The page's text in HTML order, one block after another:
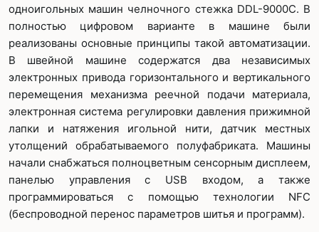
одноигольных машин челночного стежка DDL-9000C. В
полностью цифровом варианте в машине были
реализованы основные принципы такой автоматизации.
В швейной машине содержатся два независимых
электронных привода горизонтального и вертикального
перемещения механизма реечной подачи материала,
электронная система регулировки давления прижимной
лапки и натяжения игольной нити, датчик местных
утолщений обрабатываемого полуфабриката. Машины
начали снабжаться полноцветным сенсорным дисплеем,
панелью управления с USB входом, а также
программироваться с помощью технологии NFC
(беспроводной перенос параметров шитья и программ).